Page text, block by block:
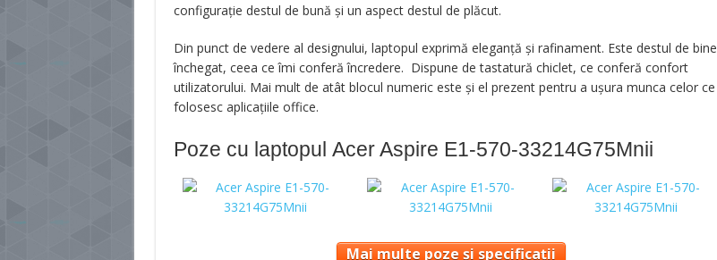
configurație destul de bună și un aspect destul de plăcut.
Din punct de vedere al designului, laptopul exprimă eleganță și rafinament. Este destul de bine
închegat, ceea ce îmi conferă încredere. Dispune de tastatură chiclet, ce conferă confort
utilizatorului. Mai mult de atât blocul numeric este și el prezent pentru a ușura munca celor ce
folosesc aplicațiile office.
Poze cu laptopul Acer Aspire E1-570-33214G75Mnii
Mai multe poze și specificații